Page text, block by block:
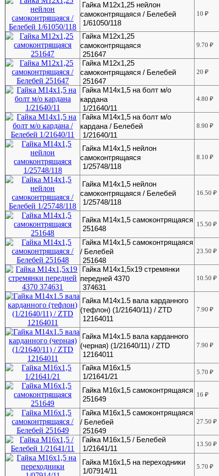
Гайка М12х1,25 нейлон
самоконтрящаяся / Белебей
1/61050/118
10₽
Гайка М12х1,25
самоконтрящаяся
251647
9.70₽
Гайка М12х1,25
самоконтрящаяся / Белебей
251647
20₽
Гайка М14х1,5 на болт м/о
кардана
1/21640/11
4.80₽
Гайка М14х1,5 на болт м/о
кардана / Белебей
1/21640/11
8.90₽
Гайка М14х1,5 нейлон
самоконтрящаяся
1/25748/118
8.10₽
Гайка М14х1,5 нейлон
самоконтрящаяся / Белебей
1/25748/118
16.50₽
Гайка М14х1,5 самоконтрящаяся
251648
15.50₽
Гайка М14х1,5 самоконтрящаяся
/ Белебей
251648
23.50₽
Гайка М14х1,5х19 стремянки
передней 4370
374631
10.50₽
Гайка М14х1.5 вала карданного
(тефлон) (1/21640/11) / ZTD
12164011
7.90₽
Гайка М14х1.5 вала карданного
(черная) (1/21640/11) / ZTD
12164011
7.90₽
Гайка М16х1,5
1/21641/21
5.70₽
Гайка М16х1,5 самоконтрящаяся
251649
16₽
Гайка М16х1,5 самоконтрящаяся
/ Белебей
251649
27.50₽
Гайка М16х1,5 / Белебей
1/21641/11
13.50₽
Гайка М16х1,5 на переходники
1/07914/11
5.70₽